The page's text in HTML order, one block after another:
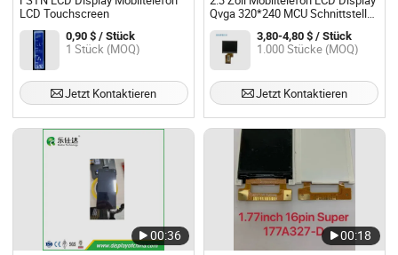
LCD Touchscreen
0,90 $ / Stück
1 Stück (MOQ)
Jetzt Kontaktieren
Qvga 320*240 MCU Schnittstelle
TFT LCD Modul
3,80-4,80 $ / Stück
1.000 Stücke (MOQ)
Jetzt Kontaktieren
00:36 00:18